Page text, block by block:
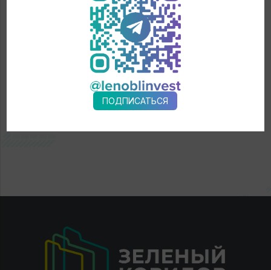
ПОДПИСАТЬСЯ